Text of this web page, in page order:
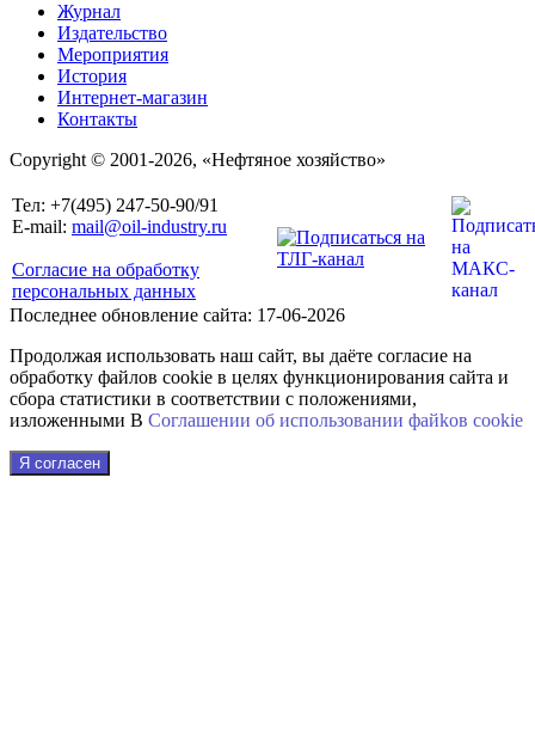
Журнал
Издательство
Мероприятия
История
Интернет-магазин
Контакты
Copyright © 2001-2026, «Нефтяное хозяйство»
Тел: +7(495) 247-50-90/91
E-mail: mail@oil-industry.ru
Согласие на обработку
персональных данных
Последнее обновление сайта: 17-06-2026
Продолжая использовать наш сайт, вы даёте согласие на
обработку файлов cookie в целях функционирования сайта и
сбора статистики в соответствии с положениями,
изложенными В Соглашении об использовании файkов cookie
Я согласен